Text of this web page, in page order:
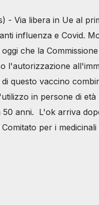
- Via libera in Ue al
influenza e Covid.
che la
l'autorizzazione
questo vaccino
in persone di età
50 anni. L'ok arriva
per i medicinali